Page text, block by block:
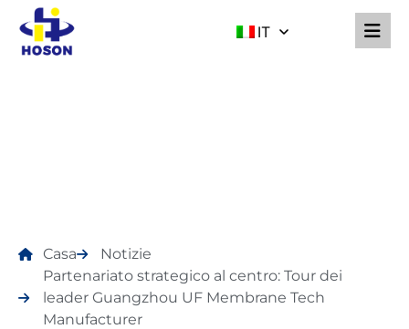
IT
Casa
Notizie
Partenariato strategico al centro: Tour dei
leader Guangzhou UF Membrane Tech
Manufacturer